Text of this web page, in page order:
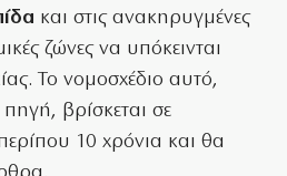
και στις ανακηρυγμένες
ζώνες να υπόκεινται
Το νομοσχέδιο αυτό,
βρίσκεται σε
10 χρόνια και θα